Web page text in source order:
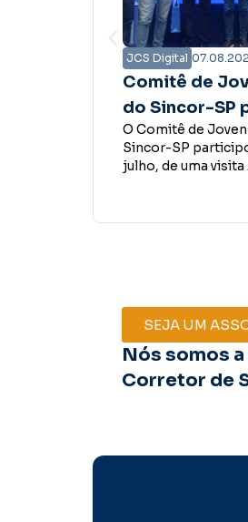
JCS Digital
Campanha
mostra que
do
Empreender,
funcionários,
novo negócio
SEJA UM
Nós somos a
Corretor de